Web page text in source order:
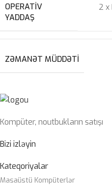
OPERATIV
YADDAŞ
2 x
ZƏMANƏT MÜDDƏTI
Kompüter, noutbukların satışı
Bizi izləyin
Kateqoriyalar
Masaüstü Kompüterlər